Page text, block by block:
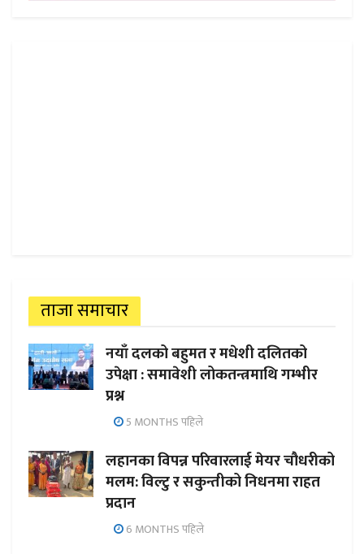
ताजा समाचार
नयाँ दलको बहुमत र मधेशी दलितको
उपेक्षा : समावेशी लोकतन्त्रमाथि गम्भीर
प्रश्न
5 MONTHS पहिले
लहानका विपन्न परिवारलाई मेयर चौधरीको
मलम: विल्टु र सकुन्तीको निधनमा राहत
प्रदान
6 MONTHS पहिले